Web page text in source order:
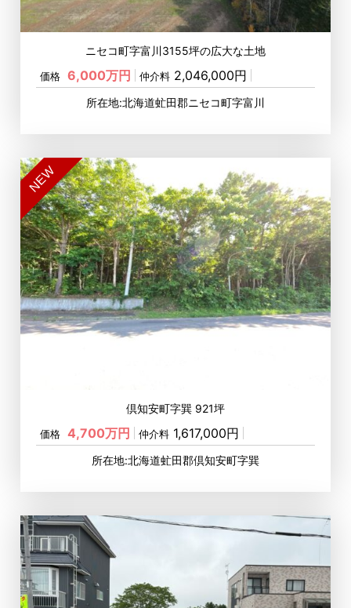
ニセコ町字富川3155坪の広大な土地
価格 6,000万円 仲介料 2,046,000円
所在地:北海道虻田郡ニセコ町字富川
NEW
倶知安町字巽 921坪
価格 4,700万円 仲介料 1,617,000円
所在地:北海道虻田郡倶知安町字巽